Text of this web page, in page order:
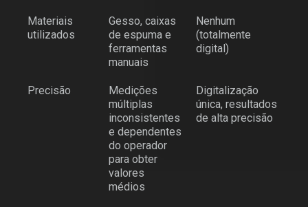
Materiais
utilizados
Gesso, caixas
de espuma e
ferramentas
manuais
Nenhum
(totalmente
digital)
Precisão
Medições
múltiplas
inconsistentes
e dependentes
do operador
para obter
valores
médios
Digitalização
única, resultados
de alta precisão